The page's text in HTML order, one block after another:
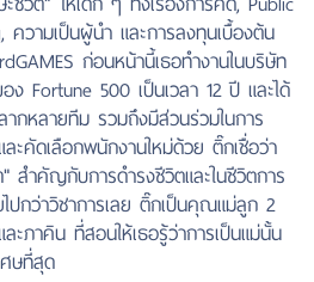
ความเป็นผู้นำ และการลงทุนเบื้องต้น
ก่อนหน้านี้เธอทำงานในบริษัท
ง Fortune 500 เป็นเวลา 12 ปี และได้
ากหลายทีม รวมถึงมีส่วนร่วมในการ
ะคัดเลือกพนักงานใหม่ด้วย ติ๊กเชื่อว่า
สำคัญกับการดำรงชีวิตและในชีวิตการ
ปกว่าวิชาการเลย ติ๊กเป็นคุณแม่ลูก 2
ะภาคิน ที่สอนให้เธอรู้ว่าการเป็นแม่นั้น
ษที่สุด